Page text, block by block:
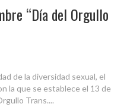
“Día del Orgullo
de la diversidad sexual, el
la que se establece el 13 de
Trans....